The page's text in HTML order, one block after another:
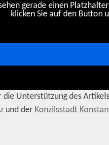
gerade einen
klicken Sie auf den Button
die Unterstützung des
und der Konzilsstadt